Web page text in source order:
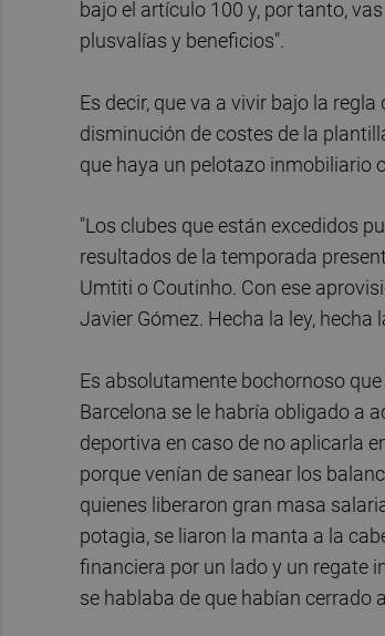
bajo el artículo 100 y, por tanto,
plusvalías y beneficios".
Es decir, que va a vivir bajo la
disminución de costes de la
que haya un pelotazo inmobiliario
"Los clubes que están excedidos
resultados de la temporada
Umtiti o Coutinho. Con ese
Javier Gómez. Hecha la ley, hecha
Es absolutamente bochornoso
Barcelona se le habría obligado a
deportiva en caso de no aplicarla
porque venían de sanear los
quienes liberaron gran masa
potagia, se liaron la manta a la
financiera por un lado y un regate
se hablaba de que habían cerrado